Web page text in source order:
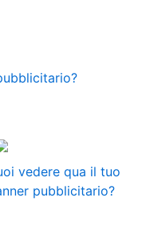
ADS
vedere qua il tuo
pubblicitario?